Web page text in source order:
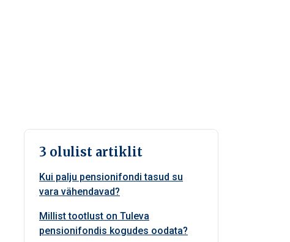
3 olulist artiklit
Kui palju pensionifondi tasud su
vara vähendavad?
Millist tootlust on Tuleva
pensionifondis kogudes oodata?